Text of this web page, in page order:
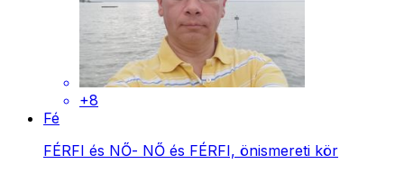
+8
Fé
FÉRFI és NŐ- NŐ és FÉRFI, önismereti kör